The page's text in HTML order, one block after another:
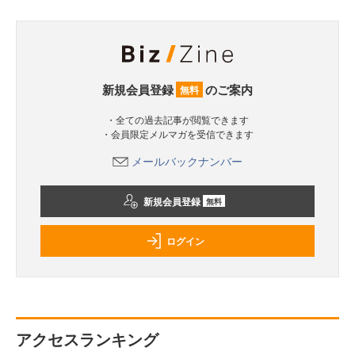
新規会員登録 無料 のご案内
・全ての過去記事が閲覧できます
・会員限定メルマガを受信できます
メールバックナンバー
新規会員登録 無料
ログイン
アクセスランキング